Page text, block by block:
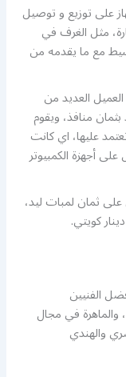
على توزيع و توصيل
مثل الغرف في
مع ما يقدمه من
العديد من
منافذ، ويقوم
عليها، اي كانت
أجهزة الكمبيوتر
على ثمان لمبات ليد،
الفنيين
والماهرة في مجال
والهندي